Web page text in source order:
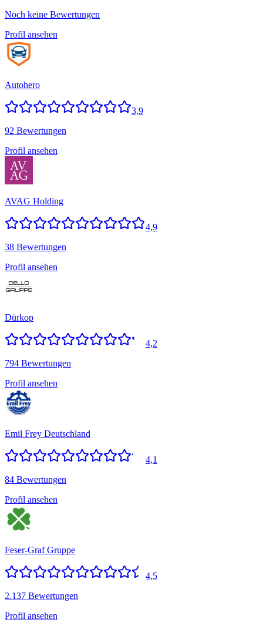
Noch keine Bewertungen
Profil ansehen
Autohero
3,9
92 Bewertungen
Profil ansehen
AVAG Holding
4,9
38 Bewertungen
Profil ansehen
Dürkop
4,2
794 Bewertungen
Profil ansehen
Emil Frey Deutschland
4,1
84 Bewertungen
Profil ansehen
Feser-Graf Gruppe
4,5
2.137 Bewertungen
Profil ansehen